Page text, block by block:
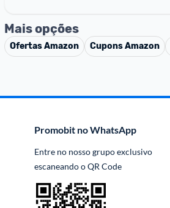
Mais opções
OfertasAmazon CuponsAmazon
Promobit no WhatsApp
Entre no nosso grupo exclusivo
escaneando o QR Code